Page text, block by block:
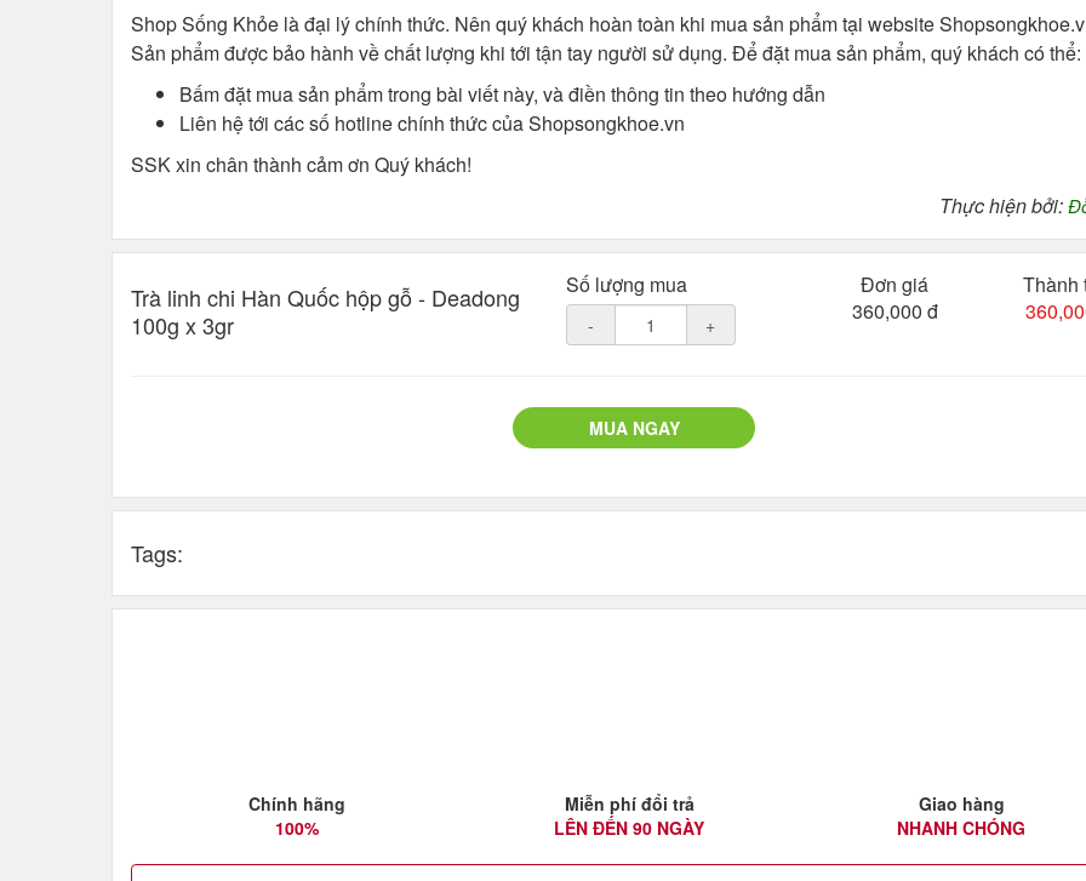
Shop Sống Khỏe là đại lý chính thức. Nên quý khách hoàn toàn khi mua sản phẩm tại website
Sản phẩm được bảo hành về chất lượng khi tới tận tay người sử dụng. Để đặt mua sản phẩm, quý khách có thể:
Bấm đặt mua sản phẩm trong bài viết này, và điền thông tin theo hướng dẫn
Liên hệ tới các số hotline chính thức của Shopsongkhoe.vn
SSK xin chân thành cảm ơn Quý khách!
Thực hiện bởi:
Trà linh chi Hàn Quốc hộp gỗ - Deadong
100g x 3gr
Số lượng mua
- +
Đơn giá
360,000 đ
Thành
MUA NGAY
Tags:
Chính hãng
100%
Miễn phí đổi trả
LÊN ĐẾN 90 NGÀY
Giao hàng
NHANH CHÓNG